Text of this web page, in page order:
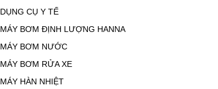
DỤNG CỤ Y TẾ
MÁY BƠM ĐỊNH LƯỢNG HANNA
MÁY BƠM NƯỚC
MÁY BƠM RỬA XE
MÁY HÀN NHIỆT